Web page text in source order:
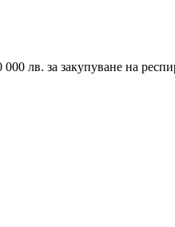
лв. за закупуване на